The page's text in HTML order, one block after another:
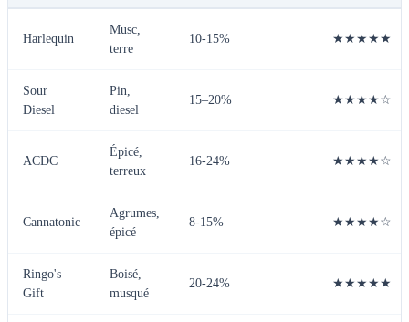
Harlequin
Musc,
terre
10-15% ★★★★★
Sour
Diesel
Pin,
diesel
15–20% ★★★★☆
ACDC
Épicé,
terreux
16-24% ★★★★☆
Cannatonic
Agrumes,
épicé
8-15% ★★★★☆
Ringo's
Gift
Boisé,
musqué
20-24% ★★★★★